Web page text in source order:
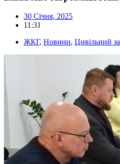
30 Січня, 2025
11:31
ЖКГ, Новини, Цивільний